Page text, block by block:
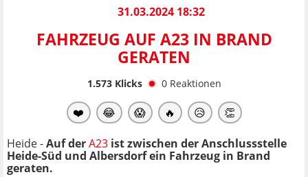
31.03.2024 18:32
FAHRZEUG AUF A23 IN BRAND
GERATEN
1.573Klicks 0 Reaktionen
❤️ 😂 😱 🔥 😥 👏
Heide -Auf derA23 istzwischen der Anschlussstelle
Heide-Süd und Albersdorfein Fahrzeug in Brand
geraten.